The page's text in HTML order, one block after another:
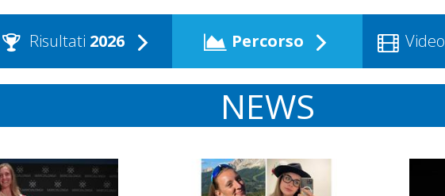
Risultati 2026 Percorso Video
NEWS